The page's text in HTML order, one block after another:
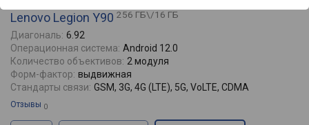
Lenovo Legion Y90 256 ГБ\/16 ГБ
Диагональ: 6.92
Операционная система: Android 12.0
Количество объективов: 2 модуля
Форм-фактор: выдвижная
Стандарты связи: GSM, 3G, 4G (LTE), 5G, VoLTE, CDMA
Отзывы 0